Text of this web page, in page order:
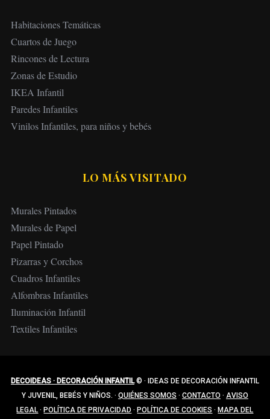
Habitaciones Temáticas
Cuartos de Juego
Rincones de Lectura
Zonas de Estudio
IKEA Infantil
Paredes Infantiles
Vinilos Infantiles, para niños y bebés
LO MÁS VISITADO
Murales Pintados
Murales de Papel
Papel Pintado
Pizarras y Corchos
Cuadros Infantiles
Alfombras Infantiles
Iluminación Infantil
Textiles Infantiles
DECOIDEAS · DECORACIÓN INFANTIL© ·
IDEAS DE DECORACIÓN INFANTIL
Y JUVENIL, BEBÉS Y NIÑOS. · QUIÉNES SOMOS · CONTACTO · AVISO
LEGAL · POLÍTICA DE PRIVACIDAD · POLÍTICA DE COOKIES · MAPA DEL